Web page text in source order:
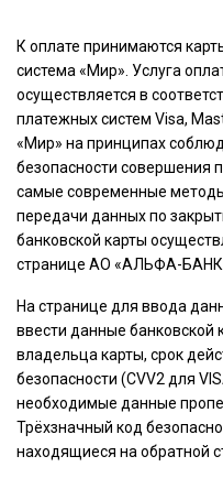
К оплате принимаются
система «Мир». Услуга
осуществляется в
платежных систем Visa,
«Мир» на принципах
безопасности совершения
самые современные
передачи данных по
банковской карты
странице АО «АЛЬФА-
На странице для ввода
ввести данные банковской
владельца карты, срок
безопасности (CVV2 для
необходимые данные
Трёхзначный код
находящиеся на обратной